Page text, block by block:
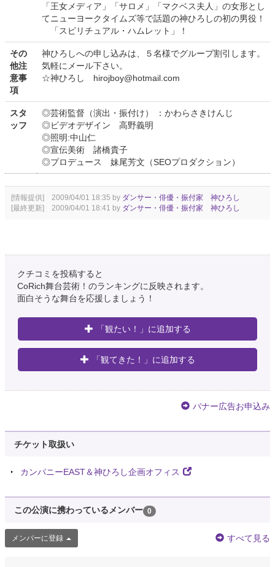
「王女メディア」「サロメ」「マクベス夫人」の女形とし
てニューヨークタイムズ等で話題の神ひろしの初の男役！
「スピリチュアル・ハムレット」！
その
他注
意事
項
神ひろしへの申し込みは、５名様でグループ割引します。
気軽にメール下さい。
☆神ひろし hirojboy@hotmail.com
スタ
ッフ
◎芸術監督（演出・振付け） ：かわらさきけんじ
◎ビデオデザイン 高野義明
◎照明:中山仁
◎宣伝美術 諸橋貴子
◎プロデュース 妹尾芳文（SEOプロダクション）
[情報提供] 2009/04/01 18:35 by ダンサー・俳優・振付家 神ひろし
[最終更新] 2009/04/01 18:41 by ダンサー・俳優・振付家 神ひろし
クチコミを投稿すると
CoRich舞台芸術！のランキングに反映されます。
面白そうな舞台を応援しましょう！
「観たい！」に追加する
「観てきた！」に追加する
バナー広告お申込み
チケット取扱い
カンパニーEAST＆神ひろし企画オフィス
この公演に携わっているメンバー 0
メンバーに登録 すべて見る